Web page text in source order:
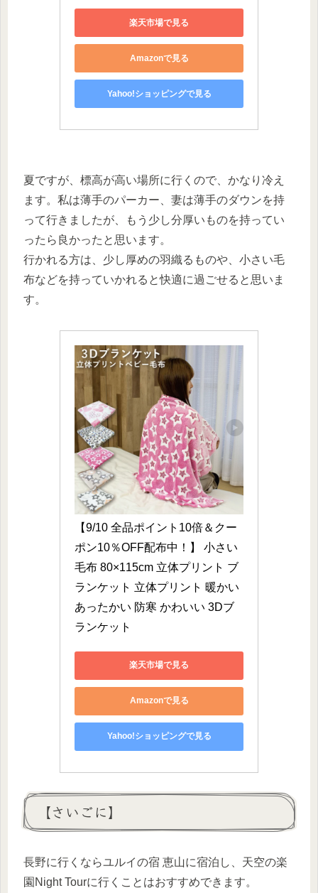
楽天市場で見る
Amazonで見る
Yahoo!ショッピングで見る
夏ですが、標高が高い場所に行くので、かなり冷え
ます。私は薄手のパーカー、妻は薄手のダウンを持
って行きましたが、もう少し分厚いものを持ってい
ったら良かったと思います。
行かれる方は、少し厚めの羽織るものや、小さい毛
布などを持っていかれると快適に過ごせると思いま
す。
【9/10 全品ポイント10倍＆クー
ポン10％OFF配布中！】 小さい
毛布 80×115cm 立体プリント ブ
ランケット 立体プリント 暖かい
あったかい 防寒 かわいい 3Dブ
ランケット
楽天市場で見る
Amazonで見る
Yahoo!ショッピングで見る
【さいごに】
長野に行くならユルイの宿 恵山に宿泊し、天空の楽
園Night Tourに行くことはおすすめできます。